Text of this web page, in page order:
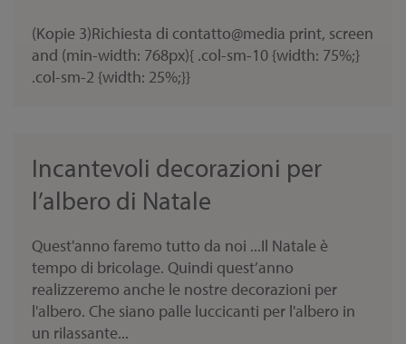
(Kopie 3)Richiesta di contatto@media print, screen
and (min-width: 768px){ .col-sm-10 {width: 75%;}
.col-sm-2 {width: 25%;}}
Incantevoli decorazioni per
l’albero di Natale
Quest'anno faremo tutto da noi ...Il Natale è
tempo di bricolage. Quindi quest’anno
realizzeremo anche le nostre decorazioni per
l'albero. Che siano palle luccicanti per l'albero in
un rilassante...